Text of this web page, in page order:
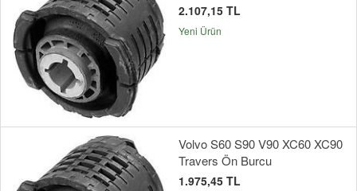
2.107,15 TL
Yeni Ürün
Volvo S60 S90 V90 XC60 XC90
Travers Ön Burcu
1.975,45 TL